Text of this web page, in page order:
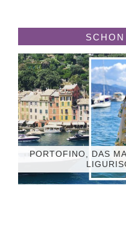
PORTOFINO, DAS